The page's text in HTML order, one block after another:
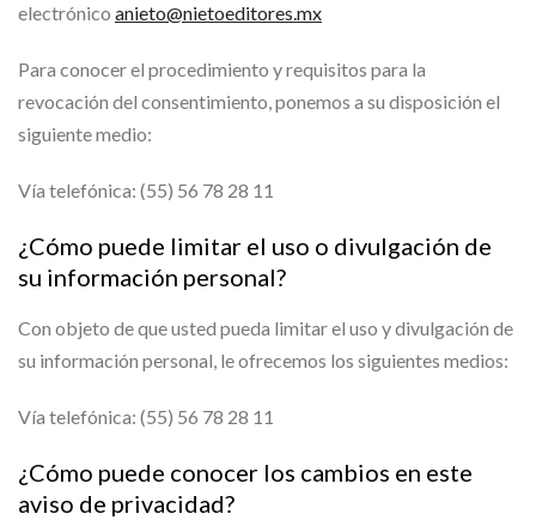
electrónico anieto@nietoeditores.mx
Para conocer el procedimiento y requisitos para la
revocación del consentimiento, ponemos a su disposición el
siguiente medio:
Vía telefónica: (55) 56 78 28 11
¿Cómo puede limitar el uso o divulgación de
su información personal?
Con objeto de que usted pueda limitar el uso y divulgación de
su información personal, le ofrecemos los siguientes medios:
Vía telefónica: (55) 56 78 28 11
¿Cómo puede conocer los cambios en este
aviso de privacidad?